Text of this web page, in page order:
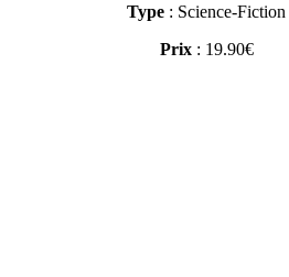
Type : Science-Fiction
Prix: 19.90€